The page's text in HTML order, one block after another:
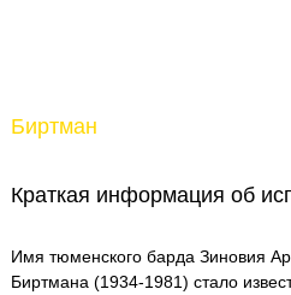
Биртман
Краткая информация об
Имя тюменского барда Зиновия
Биртмана (1934-1981) стало